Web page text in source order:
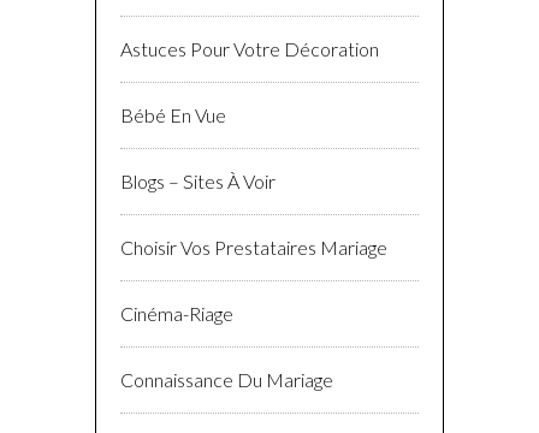
Astuces Pour Votre Décoration
Bébé En Vue
Blogs – Sites À Voir
Choisir Vos Prestataires Mariage
Cinéma-Riage
Connaissance Du Mariage